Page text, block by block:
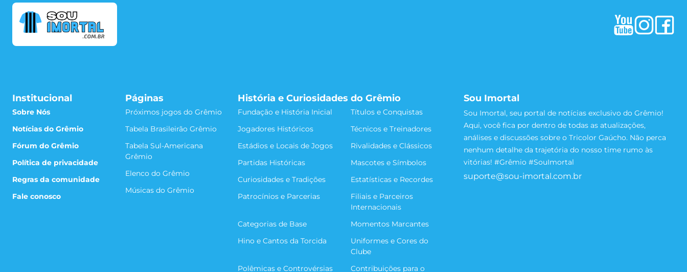
Institucional
Sobre Nós
Notícias do Grêmio
Fórum do Grêmio
Política de privacidade
Regras da comunidade
Fale conosco
Páginas
Próximos jogos do Grêmio
Tabela Brasileirão Grêmio
Tabela Sul-Americana
Grêmio
Elenco do Grêmio
Músicas do Grêmio
História e Curiosidades do Grêmio
Fundação e História Inicial
Títulos e Conquistas
Jogadores Históricos
Técnicos e Treinadores
Estádios e Locais de Jogos
Rivalidades e Clássicos
Partidas Históricas
Mascotes e Símbolos
Curiosidades e Tradições
Estatísticas e Recordes
Patrocínios e Parcerias
Filiais e Parceiros
Internacionais
Categorias de Base
Momentos Marcantes
Hino e Cantos da Torcida
Uniformes e Cores do
Clube
Polêmicas e Controvérsias
Contribuições para o
Sou Imortal
Sou Imortal, seu portal de notícias exclusivo do Grêmio!
Aqui, você fica por dentro de todas as atualizações,
análises e discussões sobre o Tricolor Gaúcho. Não perca
nenhum detalhe da trajetória do nosso time rumo às
vitórias! #Grêmio #SouImortal
suporte@sou-imortal.com.br